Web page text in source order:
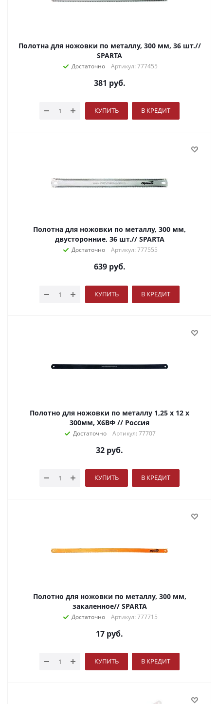
Полотна для ножовки по металлу, 300 мм, 36 шт.//
SPARTA
Достаточно Артикул: 777455
381 руб.
КУПИТЬ В КРЕДИТ
Полотна для ножовки по металлу, 300 мм,
двусторонние, 36 шт.// SPARTA
Достаточно Артикул: 777555
639руб.
КУПИТЬ В КРЕДИТ
Полотно для ножовки по металлу 1,25 х 12 х
300мм, Х6ВФ // Россия
Достаточно Артикул: 77707
32 руб.
КУПИТЬ В КРЕДИТ
Полотно для ножовки по металлу, 300 мм,
закаленное// SPARTA
Достаточно Артикул: 777715
17 руб.
КУПИТЬ В КРЕДИТ